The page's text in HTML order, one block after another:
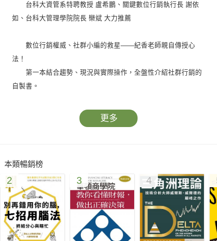
台科大資管系特聘教授 盧希鵬、關鍵數位行銷執行長 謝依
如、台科大管理學院院長 欒斌 大力推薦
數位行銷權威、社群小編的救星――紀香老師親自傳授心
法！
第一本結合趨勢、現況與實際操作，全盤性介紹社群行銷的
自製書。
無論產品有形無形，只要懂了各種數位平台的遊戲規則，粉
絲集客術，一點都不難。
Ｖ下廣告買版位有用嗎？
Ｖ你了解受眾的商業模式嗎？
Ｖ為什麼我的付費發文就是擴散不出去？
Ｖ如何從各種平台找到精準受眾？
Ｖ客戶如何產生資料，留下足跡？
Ｖ要如何評估產品效果要「做廣」還是要「做準」？
更多
本類暢銷榜
2 3 4